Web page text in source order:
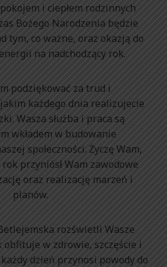
i ciepłem rodzinnych
Bożego Narodzenia będzie
tym, co ważne, oraz okazją do
na nadchodzący rok.
podziękować za trud i
każdego dnia realizujecie
Wasza służba i praca są
wkładem w budowanie
społeczności. Życzę Wam,
przyniósł Wam zawodowe
oraz realizację marzeń i
planów.
rozświetli Wasze
obfituje w zdrowie, szczęście i
dzień przynosi powody do